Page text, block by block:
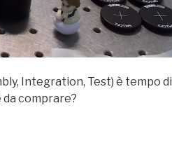
Integration, Test) è tempo di
comprare?